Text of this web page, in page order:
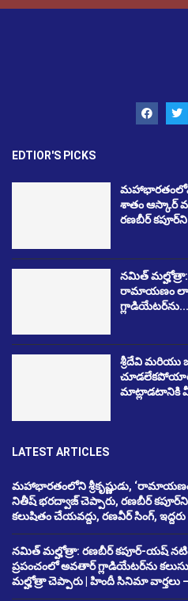
EDTIOR'S PICKS
మహాభారతంలోని
శాతం ఆస్కార్
రణబీర్
నమిత్
రామాయణం లార్డ్
గ్లాడియేటర్‌ను...
శ్రీదేవి మరియు
మాట్లాడటానికి
LATEST ARTICLES
మహాభారతంలోని శ్రీకృష్ణుడు,
నితీష్ భరద్వాజ్ చెప్పారు, రణబీర్
కలుషితం చేయవద్దు, రణవీర్ సింగ్, ఇద్దరు
నమిత్ మల్హోత్రా: రణబీర్ కపూర్-యష్
ప్రపంచంలో అవతార్ గ్లాడియేటర్‌ను
మల్హోత్రా చెప్పారు | హిందీ సినిమా వార్తలు